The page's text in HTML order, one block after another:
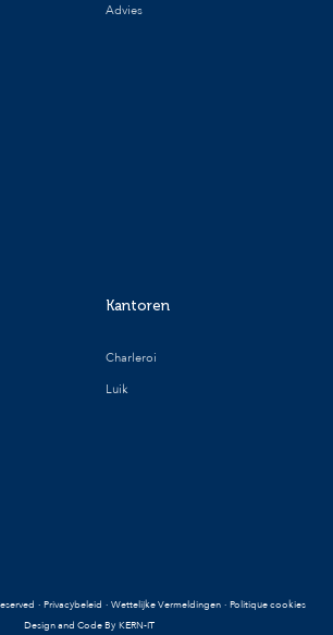
Advies
Kantoren
Charleroi
Luik
· Privacybeleid · Wettelijke Vermeldingen · Politique cookies
Design and Code By KERN-IT